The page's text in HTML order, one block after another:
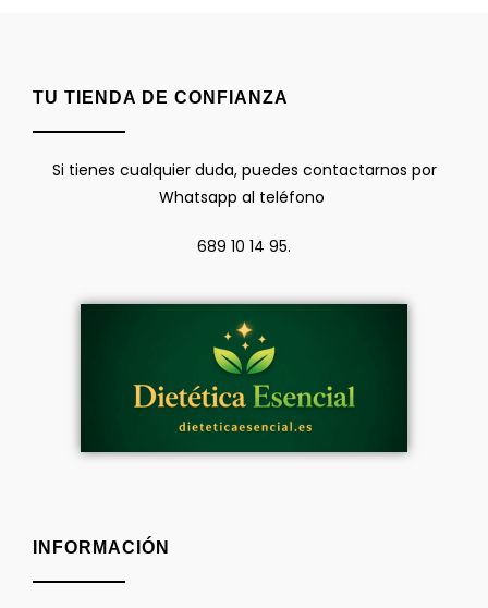
TU TIENDA DE CONFIANZA
Si tienes cualquier duda, puedes contactarnos por
Whatsapp al teléfono
689 10 14 95.
INFORMACIÓN